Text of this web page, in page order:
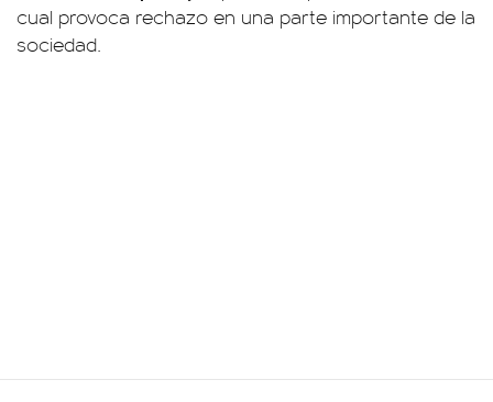
cual provoca rechazo en una parte importante de la
sociedad.